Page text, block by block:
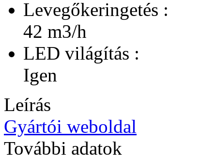
Levegőkeringetés :
42 m3/h
LED világítás :
Igen
Leírás
Gyártói weboldal
További adatok